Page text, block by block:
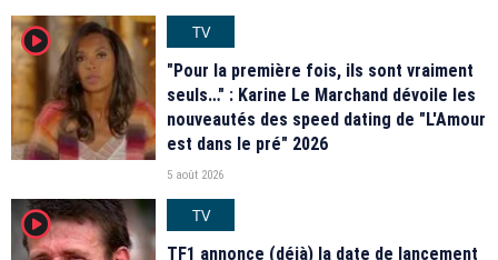
player2
TV
"Pour la première fois, ils sont vraiment
seuls…" : Karine Le Marchand dévoile les
nouveautés des speed dating de "L'Amour
est dans le pré" 2026
5 août 2026
player2
TV
TF1 annonce (déjà) la date de lancement